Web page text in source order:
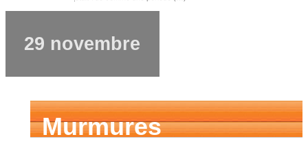
29 novembre
Murmures